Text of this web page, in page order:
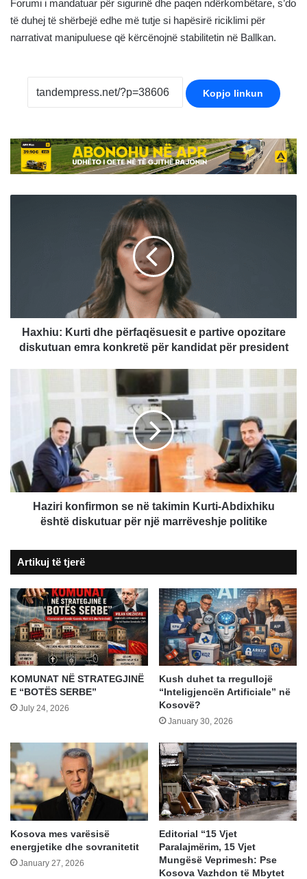
Forumi i mandatuar për sigurinë dhe paqen ndërkombëtare, s’do
të duhej të shërbejë edhe më tutje si hapësirë riciklimi për
narrativat manipuluese që kërcënojnë stabilitetin në Ballkan.
Kopjo linkun
emra
konkretë
për
Haxhiu: Kurti dhe përfaqësuesit e partive opozitare
diskutuan emra konkretë për kandidat për president
Abdixhiku
është
diskutuar
politike
Haziri konfirmon se në takimin Kurti-Abdixhiku
është diskutuar për një marrëveshje politike
Artikuj të tjerë
KOMUNAT NË STRATEGJINË
E “BOTËS SERBE”
July 24, 2026
Kush duhet ta rregullojë
“Inteligjencën Artificiale” në
Kosovë?
January 30, 2026
Kosova mes varësisë
energjetike dhe sovranitetit
January 27, 2026
Editorial “15 Vjet
Paralajmërim, 15 Vjet
Mungësë Veprimesh: Pse
Kosova Vazhdon të Mbytet